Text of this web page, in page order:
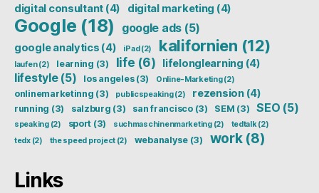
digital consultant (4) digital marketing (4)
Google (18) google ads (5)
google analytics (4) iPad(2) kalifornien (12)
laufen(2) learning (3) life (6) lifelonglearning (4)
lifestyle(5) los angeles(3) Online-Marketing(2)
onlinemarketinng (3) publicspeaking(2) rezension(4)
running (3) salzburg (3) san francisco(3) SEM (3) SEO (5)
speaking(2) sport (3) suchmaschinenmarketing(2) tedtalk(2)
tedx(2) the speed project (2) webanalyse(3) work(8)
Links